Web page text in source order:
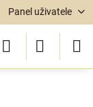
Panel uživatele